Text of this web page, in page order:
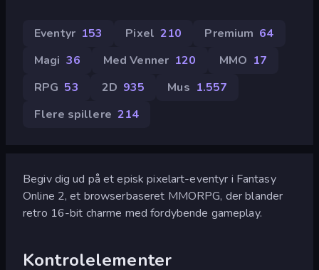
Eventyr 153 Pixel 210 Premium 64
Magi 36 Med Venner 120 MMO 17
RPG 53 2D 935 Mus 1.557
Flere spillere 214
Begiv dig ud på et episk pixelart-eventyr i Fantasy
Online 2, et browserbaseret MMORPG, der blander
retro 16-bit charme med fordybende gameplay.
Kontrolelementer